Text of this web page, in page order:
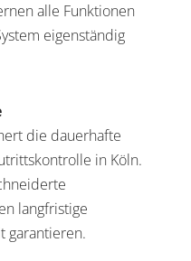
alle Funktionen
eigenständig
die dauerhafte
in Köln.
langfristige
garantieren.